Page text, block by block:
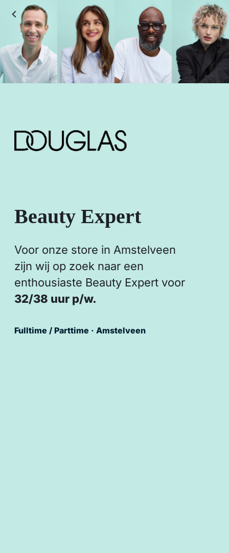
Beauty Expert
Voor onze store in Amstelveen
zijn wij op zoek naar een
enthousiaste Beauty Expert voor
32/38 uur p/w.
Fulltime / Parttime · Amstelveen